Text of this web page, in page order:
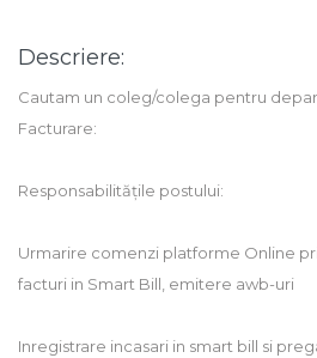
Descriere:
Cautam un coleg/colega pentru
Facturare:
Responsabilitățile postului:
Urmarire comenzi platforme Online
facturi in Smart Bill, emitere awb-uri
Inregistrare incasari in smart bill si